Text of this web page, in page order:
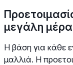
μεγάλη μέρα
Η βάση για κάθε
μαλλιά. Η